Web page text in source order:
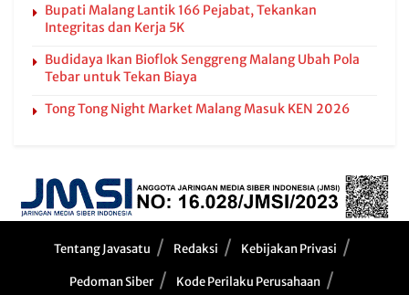
Bupati Malang Lantik 166 Pejabat, Tekankan
Integritas dan Kerja 5K
Budidaya Ikan Bioflok Senggreng Malang Ubah Pola
Tebar untuk Tekan Biaya
Tong Tong Night Market Malang Masuk KEN 2026
Tentang Javasatu Redaksi Kebijakan Privasi
Pedoman Siber Kode Perilaku Perusahaan